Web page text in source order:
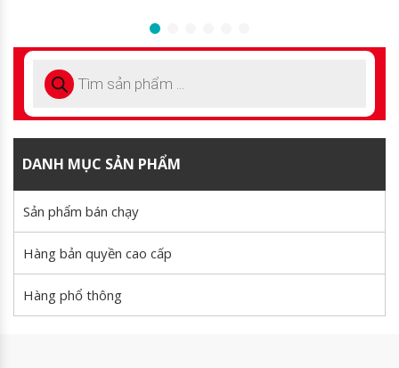
DANH MỤC SẢN PHẨM
Sản phẩm bán chạy
Hàng bản quyền cao cấp
Hàng phổ thông